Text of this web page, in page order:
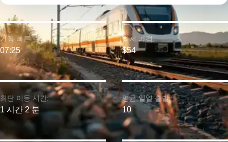
최단 이동 시간:
1 시간 2 분
가장 빠른 출발:
07:25
최저 가격:
$54
평균 일일 출발:
10